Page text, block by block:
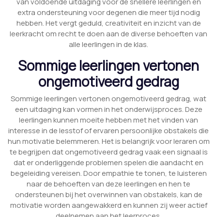
extra ondersteuning voor degenen die meer tijd nodig
hebben. Het vergt geduld, creativiteit en inzicht van de
leerkracht om recht te doen aan de diverse behoeften van
alle leerlingen in de klas.
Sommige leerlingen vertonen
ongemotiveerd gedrag
Sommige leerlingen vertonen ongemotiveerd gedrag, wat
een uitdaging kan vormen in het onderwijsproces. Deze
leerlingen kunnen moeite hebben met het vinden van
interesse in de lesstof of ervaren persoonlijke obstakels die
hun motivatie belemmeren. Het is belangrijk voor leraren om
te begrijpen dat ongemotiveerd gedrag vaak een signaal is
dat er onderliggende problemen spelen die aandacht en
begeleiding vereisen. Door empathie te tonen, te luisteren
naar de behoeften van deze leerlingen en hen te
ondersteunen bij het overwinnen van obstakels, kan de
motivatie worden aangewakkerd en kunnen zij weer actief